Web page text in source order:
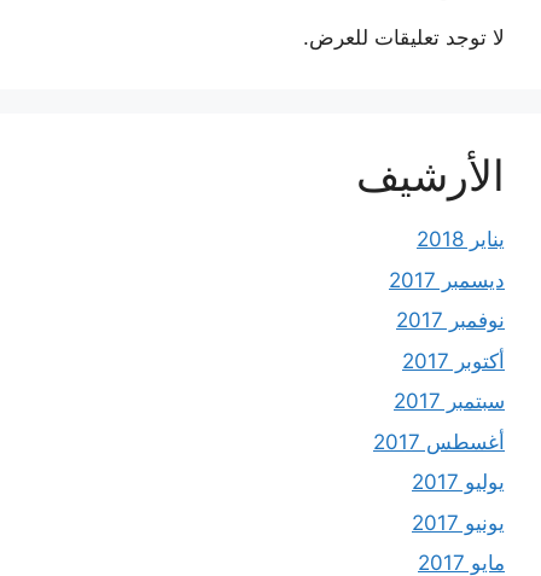
لا توجد تعليقات للعرض.
الأرشيف
يناير 2018
ديسمبر 2017
نوفمبر 2017
أكتوبر 2017
سبتمبر 2017
أغسطس 2017
يوليو 2017
يونيو 2017
مايو 2017